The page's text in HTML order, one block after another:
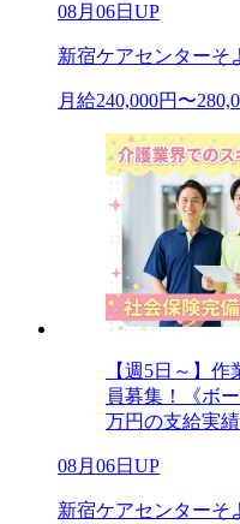
08月06日UP
新宿ケアセンターそ
月給240,000円〜
【週5日～】
員募集！《ボ
万円の支給実績
08月06日UP
新宿ケアセンターそ